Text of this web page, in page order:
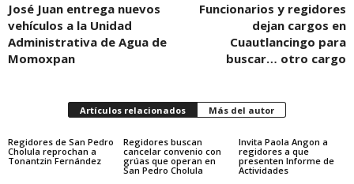
José Juan entrega nuevos
vehículos a la Unidad
Administrativa de Agua de
Momoxpan
Funcionarios y regidores
dejan cargos en
Cuautlancingo para
buscar… otro cargo
Artículos relacionados Más del autor
Regidores de San Pedro
Cholula reprochan a
Tonantzin Fernández
Regidores buscan
cancelar convenio con
grúas que operan en
San Pedro Cholula
Invita Paola Angon a
regidores a que
presenten Informe de
Actividades